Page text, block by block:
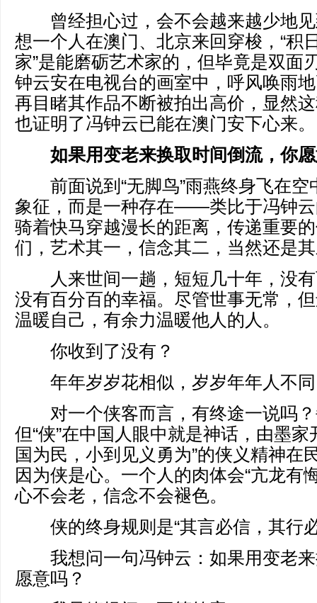
曾经担心过，会不会越来越少地见
想一个人在澳门、北京来回穿梭，“积
家”是能磨砺艺术家的，但毕竟是双面
钟云安在电视台的画室中，呼风唤雨
再目睹其作品不断被拍出高价，显然
也证明了冯钟云已能在澳门安下心来。
如果用变老来换取时间倒流，你
前面说到“无脚鸟”雨燕终身飞在空
象征，而是一种存在——类比于冯钟
骑着快马穿越漫长的距离，传递重要
们，艺术其一，信念其二，当然还是
人来世间一趟，短短几十年，没有
没有百分百的幸福。尽管世事无常，
温暖自己，有余力温暖他人的人。
你收到了没有？
年年岁岁花相似，岁岁年年人不
对一个侠客而言，有终途一说吗？
但“侠”在中国人眼中就是神话，由墨家
国为民，小到见义勇为”的侠义精神在
因为侠是心。一个人的肉体会“亢龙有
心不会老，信念不会褪色。
侠的终身规则是“其言必信，其行
我想问一句冯钟云：如果用变老来
愿意吗？